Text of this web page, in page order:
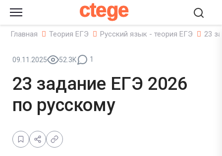
ctege
Главная Теория ЕГЭ Русский язык - теория ЕГЭ 23
09.11.2025 52.3K 1
23 задание ЕГЭ 2026
по русскому